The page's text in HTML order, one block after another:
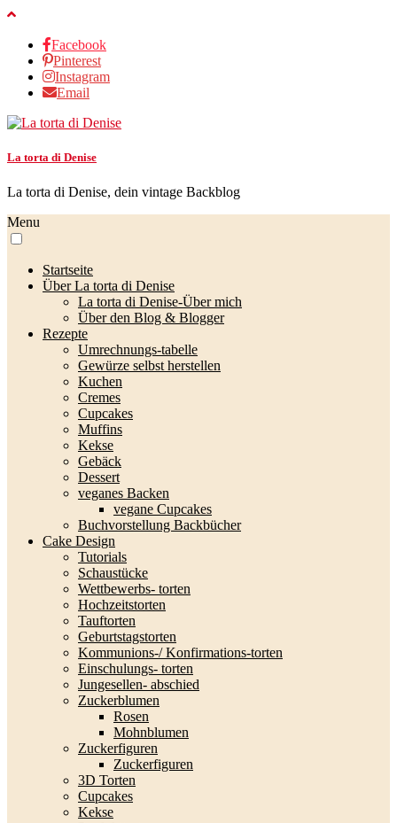
Facebook
Pinterest
Instagram
Email
La torta di Denise
La torta di Denise, dein vintage Backblog
Menu
Startseite
Über La torta di Denise
La torta di Denise-Über mich
Über den Blog & Blogger
Rezepte
Umrechnungs-tabelle
Gewürze selbst herstellen
Kuchen
Cremes
Cupcakes
Muffins
Kekse
Gebäck
Dessert
veganes Backen
vegane Cupcakes
Buchvorstellung Backbücher
Cake Design
Tutorials
Schaustücke
Wettbewerbs- torten
Hochzeitstorten
Tauftorten
Geburtstagstorten
Kommunions-/ Konfirmations-torten
Einschulungs- torten
Jungesellen- abschied
Zuckerblumen
Rosen
Mohnblumen
Zuckerfiguren
Zuckerfiguren
3D Torten
Cupcakes
Kekse